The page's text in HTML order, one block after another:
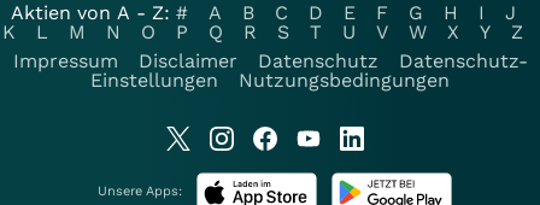
Aktien von A - Z: # A B C D E F G H I
J
K
L M N O P Q R S T U V W X Y
Z
Impressum
Disclaimer Datenschutz
Datenschutz-
Einstellungen
Nutzungsbedingungen
Unsere Apps: